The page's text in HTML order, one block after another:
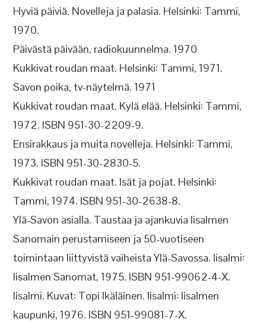
Hyviä päiviä. Novelleja ja palasia. Helsinki: Tammi,
1970.
Päivästä päivään, radiokuunnelma. 1970
Kukkivat roudan maat. Helsinki: Tammi, 1971.
Savon poika, tv-näytelmä. 1971
Kukkivat roudan maat. Kylä elää. Helsinki: Tammi,
1972. ISBN 951-30-2209-9.
Ensirakkaus ja muita novelleja. Helsinki: Tammi,
1973. ISBN 951-30-2830-5.
Kukkivat roudan maat. Isät ja pojat. Helsinki:
Tammi, 1974. ISBN 951-30-2638-8.
Ylä-Savon asialla. Taustaa ja ajankuvia Iisalmen
Sanomain perustamiseen ja 50-vuotiseen
toimintaan liittyvistä vaiheista Ylä-Savossa. Iisalmi:
Iisalmen Sanomat, 1975. ISBN 951-99062-4-X.
Iisalmi. Kuvat: Topi Ikäläinen. Iisalmi: Iisalmen
kaupunki, 1976. ISBN 951-99081-7-X.